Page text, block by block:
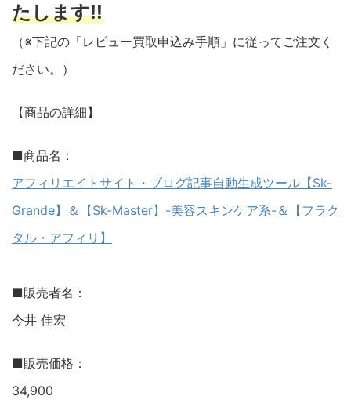
たします!!
（※下記の「レビュー買取申込み手順」に従ってご注文く
ださい。）
【商品の詳細】
■商品名：
アフィリエイトサイト・ブログ記事自動生成ツール【Sk-
Grande】＆【Sk-Master】-美容スキンケア系-＆【フラク
タル・アフィリ】
■販売者名：
今井 佳宏
■販売価格：
34,900